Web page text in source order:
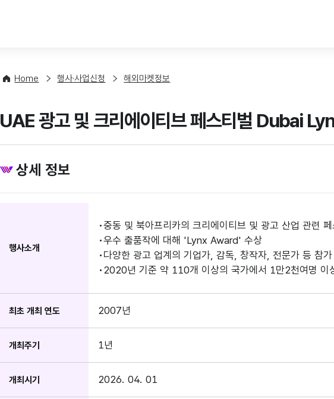
Home 행사·사업신청 해외마켓정보
UAE 광고 및 크리에이티브 페스티벌 Dubai
상세 정보
행사소개
중동 및 북아프리카의 크리에이티브 및 광고 산업 관련
우수 출품작에 대해 'Lynx Award' 수상
다양한 광고 업계의 기업가, 감독, 창작자, 전문가 등 참가
2020년 기준 약 110개 이상의 국가에서 1만2천여명 이
최초 개최 연도 2007년
개최주기 1년
개최시기 2026. 04. 01